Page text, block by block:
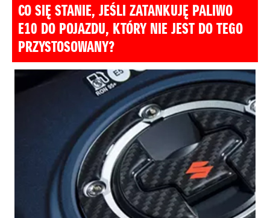
CO SIĘ STANIE, JEŚLI ZATANKUJĘ PALIWO
E10 DO POJAZDU, KTÓRY NIE JEST DO TEGO
PRZYSTOSOWANY?